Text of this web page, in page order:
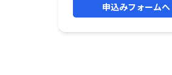
申込みフォームへ